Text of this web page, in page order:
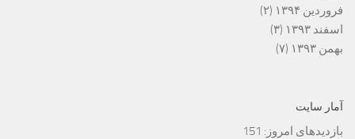
فروردین ۱۳۹۴
(۲)
اسفند ۱۳۹۳
(۳)
بهمن ۱۳۹۳
(۷)
آمار سایت
بازدیدهای امروز: 151